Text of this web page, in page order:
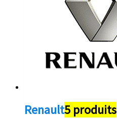
Renault5 produits